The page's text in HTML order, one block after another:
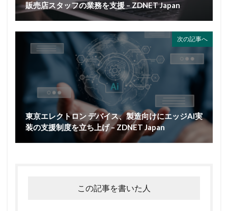
販売店スタッフの業務を支援 – ZDNET Japan
次の記事へ
東京エレクトロン デバイス、製造向けにエッジAI実
装の支援制度を立ち上げ – ZDNET Japan
この記事を書いた人